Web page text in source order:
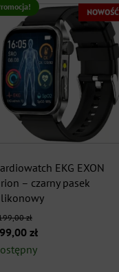
Rodzaj paska
Kolor paska
Szerokość paska
EKG EXON
– czarny pasek
NOWOŚĆ
zł
złAktualna